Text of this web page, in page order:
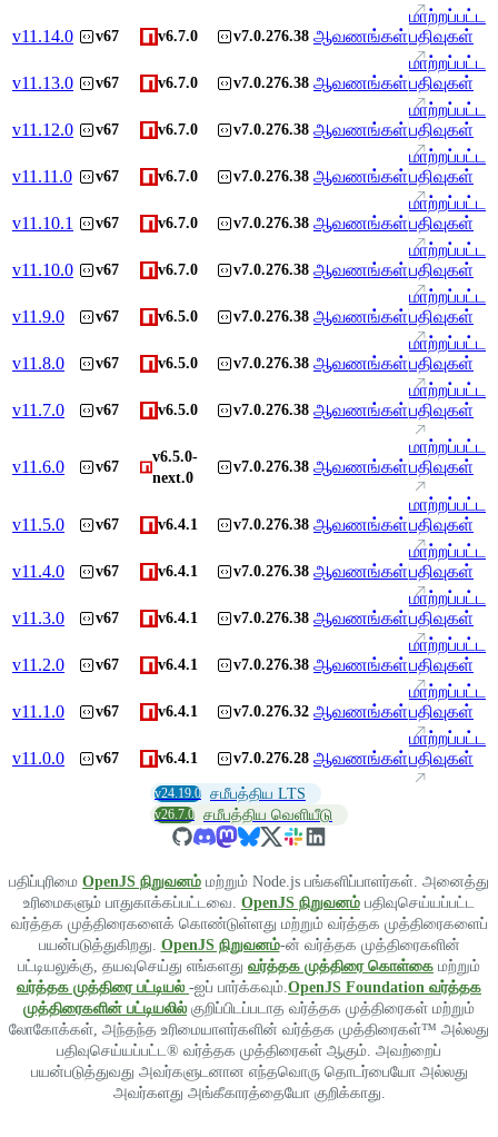
v11.14.0 v67 v6.7.0 v7.0.276.38 ஆவணங்கள்
மாற்றப்பட்ட
பதிவுகள்
v11.13.0 v67 v6.7.0 v7.0.276.38 ஆவணங்கள்
மாற்றப்பட்ட
பதிவுகள்
v11.12.0 v67 v6.7.0 v7.0.276.38 ஆவணங்கள்
மாற்றப்பட்ட
பதிவுகள்
v11.11.0 v67 v6.7.0 v7.0.276.38 ஆவணங்கள்
மாற்றப்பட்ட
பதிவுகள்
v11.10.1 v67 v6.7.0 v7.0.276.38 ஆவணங்கள்
மாற்றப்பட்ட
பதிவுகள்
v11.10.0 v67 v6.7.0 v7.0.276.38 ஆவணங்கள்
மாற்றப்பட்ட
பதிவுகள்
v11.9.0 v67 v6.5.0 v7.0.276.38 ஆவணங்கள்
மாற்றப்பட்ட
பதிவுகள்
v11.8.0 v67 v6.5.0 v7.0.276.38 ஆவணங்கள்
மாற்றப்பட்ட
பதிவுகள்
v11.7.0 v67 v6.5.0 v7.0.276.38 ஆவணங்கள்
மாற்றப்பட்ட
பதிவுகள்
v11.6.0 v67
v6.5.0-
next.0
v7.0.276.38 ஆவணங்கள்
மாற்றப்பட்ட
பதிவுகள்
v11.5.0 v67 v6.4.1 v7.0.276.38 ஆவணங்கள்
மாற்றப்பட்ட
பதிவுகள்
v11.4.0 v67 v6.4.1 v7.0.276.38 ஆவணங்கள்
மாற்றப்பட்ட
பதிவுகள்
v11.3.0 v67 v6.4.1 v7.0.276.38 ஆவணங்கள்
மாற்றப்பட்ட
பதிவுகள்
v11.2.0 v67 v6.4.1 v7.0.276.38 ஆவணங்கள்
மாற்றப்பட்ட
பதிவுகள்
v11.1.0 v67 v6.4.1 v7.0.276.32 ஆவணங்கள்
மாற்றப்பட்ட
பதிவுகள்
v11.0.0 v67 v6.4.1 v7.0.276.28 ஆவணங்கள்
மாற்றப்பட்ட
பதிவுகள்
v24.19.0 சமீபத்திய LTS
v26.7.0 சமீபத்திய வெளியீடு
பதிப்புரிமை OpenJS நிறுவனம் மற்றும் Node.js பங்களிப்பாளர்கள். அனைத்து
உரிமைகளும் பாதுகாக்கப்பட்டவை. OpenJS நிறுவனம் பதிவுசெய்யப்பட்ட
வர்த்தக முத்திரைகளைக் கொண்டுள்ளது மற்றும் வர்த்தக முத்திரைகளைப்
பயன்படுத்துகிறது. OpenJS நிறுவனம்-ன் வர்த்தக முத்திரைகளின்
பட்டியலுக்கு, தயவுசெய்து எங்களது வர்த்தக முத்திரை கொள்கை மற்றும்
வர்த்தக முத்திரை பட்டியல் -ஐப் பார்க்கவும். OpenJS Foundation வர்த்தக
முத்திரைகளின் பட்டியலில் குறிப்பிடப்படாத வர்த்தக முத்திரைகள் மற்றும்
லோகோக்கள், அந்தந்த உரிமையாளர்களின் வர்த்தக முத்திரைகள்™ அல்லது
பதிவுசெய்யப்பட்ட® வர்த்தக முத்திரைகள் ஆகும். அவற்றைப்
பயன்படுத்துவது அவர்களுடனான எந்தவொரு தொடர்பையோ அல்லது
அவர்களது அங்கீகாரத்தையோ குறிக்காது.